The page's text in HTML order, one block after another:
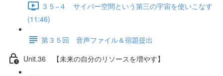
３５−４ サイバー空間という第三の宇宙を使いこなす
(11:46)
第３５回 音声ファイル＆宿題提出
Unit.36 【未来の自分のリソースを増やす】